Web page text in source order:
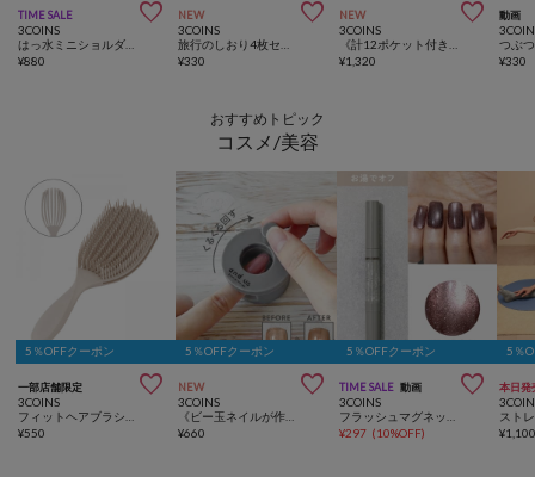
TIME SALE 
3COINS
¥880
NEW 
3COINS
¥330
NEW 
3COINS
¥1,320
動画
つぶ
¥330
おすすめトピック
コスメ/美容
5％OFFクーポン
一部店舗限定 
3COINS
¥550
5％OFFクーポン
NEW 
3COINS
¥660
5％OFFクーポン
TIME SALE 動画 
3COINS
¥297 (10%OFF)
5％
本日発
¥